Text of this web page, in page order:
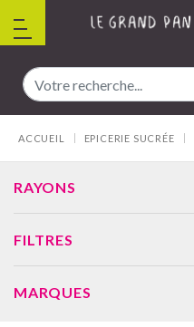
ACCUEIL EPICERIE SUCRÉE
RAYONS
FILTRES
MARQUES